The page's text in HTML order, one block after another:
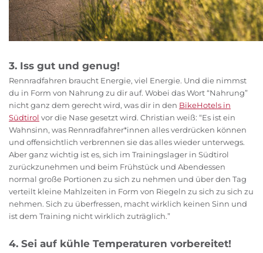
3. Iss gut und genug!
Rennradfahren braucht Energie, viel Energie. Und die nimmst
du in Form von Nahrung zu dir auf. Wobei das Wort “Nahrung”
nicht ganz dem gerecht wird, was dir in den BikeHotels in
Südtirol vor die Nase gesetzt wird. Christian weiß: “Es ist ein
Wahnsinn, was Rennradfahrer*innen alles verdrücken können
und offensichtlich verbrennen sie das alles wieder unterwegs.
Aber ganz wichtig ist es, sich im Trainingslager in Südtirol
zurückzunehmen und beim Frühstück und Abendessen
normal große Portionen zu sich zu nehmen und über den Tag
verteilt kleine Mahlzeiten in Form von Riegeln zu sich zu sich zu
nehmen. Sich zu überfressen, macht wirklich keinen Sinn und
ist dem Training nicht wirklich zuträglich.”
4. Sei auf kühle Temperaturen vorbereitet!